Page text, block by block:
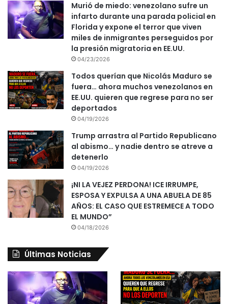
Murió de miedo: venezolano sufre un
infarto durante una parada policial en
Florida y expone el terror que viven
miles de inmigrantes perseguidos por
la presión migratoria en EE.UU.
04/23/2026
Todos querían que Nicolás Maduro se
fuera… ahora muchos venezolanos en
EE.UU. quieren que regrese para no ser
deportados
04/19/2026
Trump arrastra al Partido Republicano
al abismo… y nadie dentro se atreve a
detenerlo
04/19/2026
¡NI LA VEJEZ PERDONA! ICE IRRUMPE,
ESPOSA Y EXPULSA A UNA ABUELA DE 85
AÑOS: EL CASO QUE ESTREMECE A TODO
EL MUNDO”
04/18/2026
Últimas Noticias